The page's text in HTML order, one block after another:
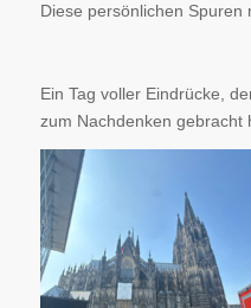
Diese persönlichen Spuren
Ein Tag voller Eindrücke,
zum Nachdenken gebracht